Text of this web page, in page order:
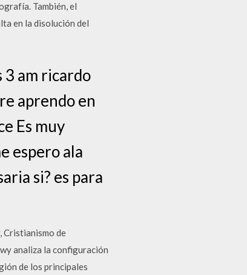
También, el
en la disolución del
3 am ricardo
aprendo en
Es muy
espero ala
si? es para
Cristianismo de
analiza la configuración
de los principales